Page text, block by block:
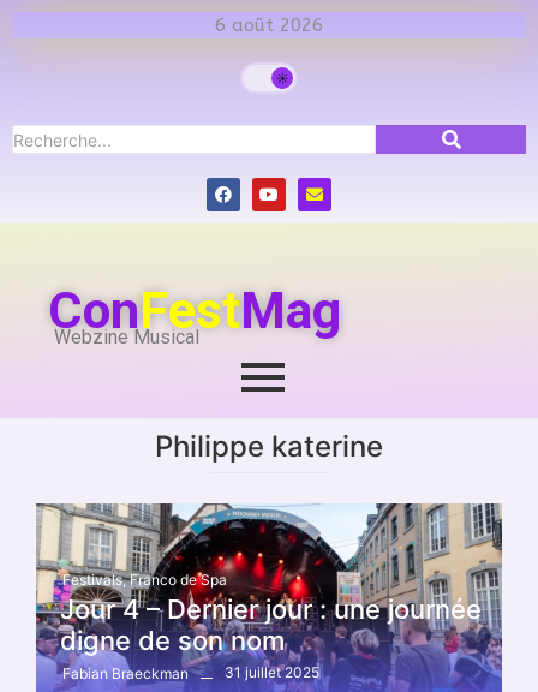
6 août 2026
ConFestMag
Webzine Musical
Philippe katerine
Festivals, Franco de Spa
Jour 4 – Dernier jour : une journée
digne de son nom
Fabian Braeckman 31 juillet 2025
Actualité, Autres, Concert,